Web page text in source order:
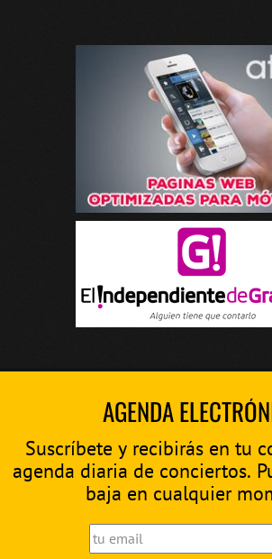
AGENDA
Suscríbete y recibirás en tu
agenda diaria de conciertos.
baja en cualquier